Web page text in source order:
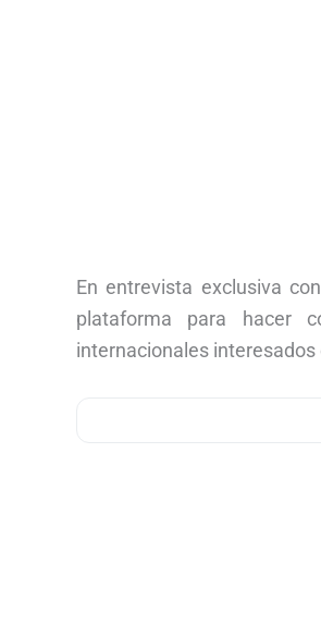
En entrevista exclusiva
plataforma para hacer
internacionales